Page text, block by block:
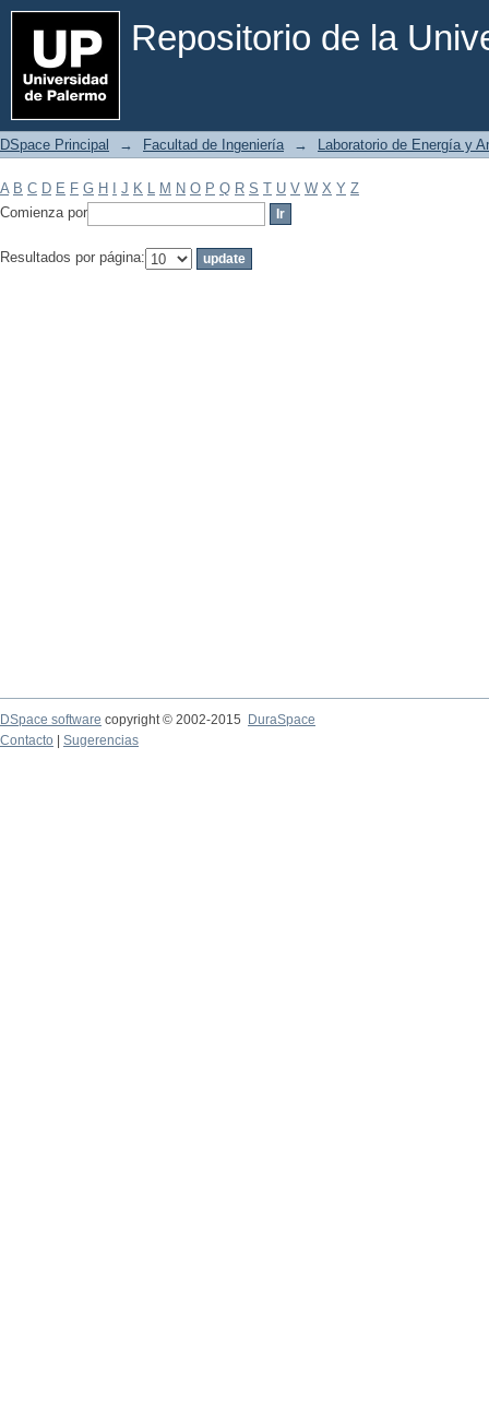
Repositorio de la
Filtrar por: Materia
DSpace Principal → Facultad de Ingeniería → Laboratorio de Energía y
A B C D E F G H J K L M N O P Q R S T U V W X Y Z
Comienza por
Resultados por página:
DSpace software copyright © 2002-2015
DuraSpace
Contacto
Sugerencias